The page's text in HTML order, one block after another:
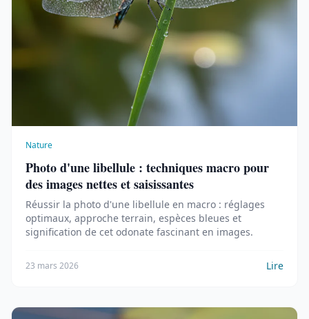
Nature
Photo d'une libellule : techniques macro pour
des images nettes et saisissantes
Réussir la photo d'une libellule en macro : réglages
optimaux, approche terrain, espèces bleues et
signification de cet odonate fascinant en images.
23 mars 2026 Lire